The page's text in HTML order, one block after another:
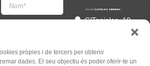
pròpies i de tercers per obtenir
dades. El seu objectiu és poder oferir-te un
C/Tapioles, 10
93 505 86 86